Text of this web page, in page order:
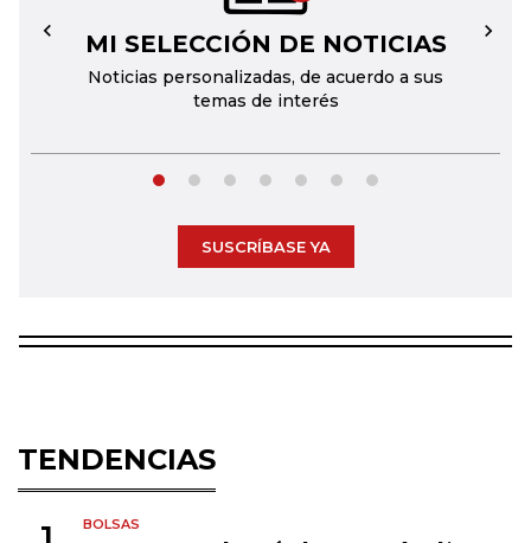
MI SELECCIÓN DE NOTICIAS
Noticias personalizadas, de acuerdo a sus
temas de interés
← →
SUSCRÍBASE YA
TENDENCIAS
BOLSAS